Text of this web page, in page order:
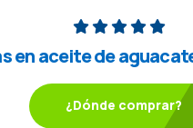
en aceite de
¿Dónde comprar?